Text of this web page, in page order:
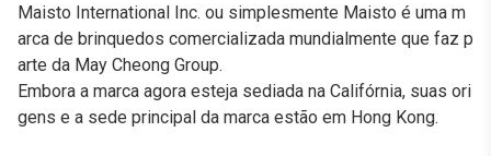
Maisto International Inc. ou simplesmente Maisto é uma m
arca de brinquedos comercializada mundialmente que faz p
arte da May Cheong Group.
Embora a marca agora esteja sediada na Califórnia, suas ori
gens e a sede principal da marca estão em Hong Kong.